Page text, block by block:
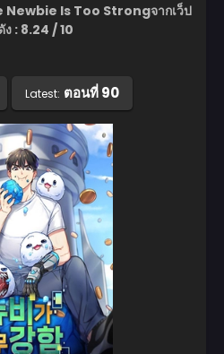
Newbie Is Too Strongจากเว็ป
: 8.24 / 10
Latest: ตอนที่ 90